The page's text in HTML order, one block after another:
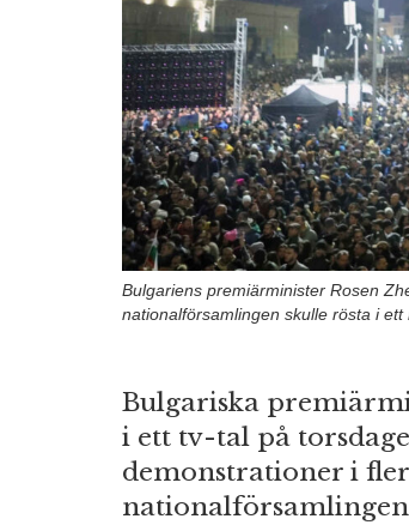
Bulgariens premiärminister Rosen
nationalförsamlingen skulle rösta i
Bulgariska
i ett tv-tal på
demonstrationer i